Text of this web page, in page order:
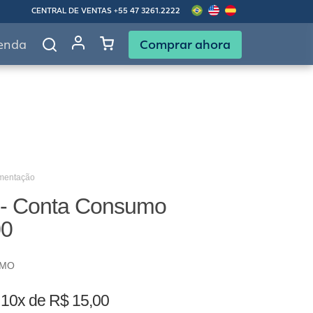
CENTRAL DE VENTAS +55 47 3261.2222
Comprar ahora
Conta Consumo
10x de R$ 15,00